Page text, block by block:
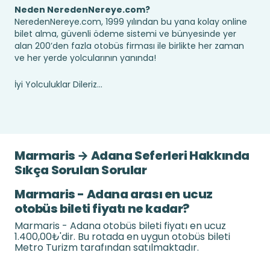
Neden NeredenNereye.com?
NeredenNereye.com, 1999 yılından bu yana kolay online
bilet alma, güvenli ödeme sistemi ve bünyesinde yer
alan 200’den fazla otobüs firması ile birlikte her zaman
ve her yerde yolcularının yanında!
İyi Yolculuklar Dileriz...
Marmaris → Adana Seferleri Hakkında
Sıkça Sorulan Sorular
Marmaris - Adana arası en ucuz
otobüs bileti fiyatı ne kadar?
Marmaris - Adana otobüs bileti fiyatı en ucuz
1.400,00₺'dir. Bu rotada en uygun otobüs bileti
Metro Turizm tarafından satılmaktadır.